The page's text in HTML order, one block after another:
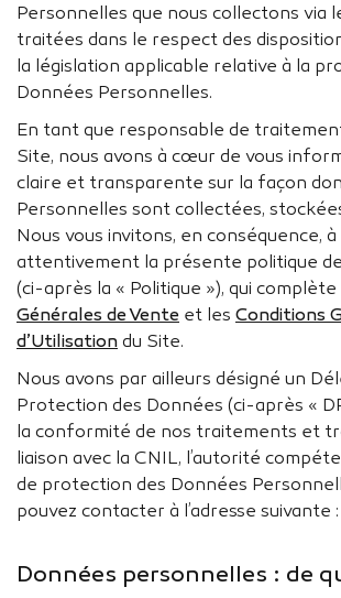
Personnelles que nous collectons via
traitées dans le respect des
la législation applicable relative à la
Données Personnelles.
En tant que responsable de
Site, nous avons à cœur de vous
claire et transparente sur la façon
Personnelles sont collectées,
Nous vous invitons, en conséquence, à
attentivement la présente politique
(ci-après la « Politique »), qui complète
Générales de Vente et les Conditions
d’Utilisation du Site.
Nous avons par ailleurs désigné un
Protection des Données (ci-après «
la conformité de nos traitements et
liaison avec la CNIL, l’autorité
de protection des Données
pouvez contacter à l’adresse suivante :
Données personnelles : de